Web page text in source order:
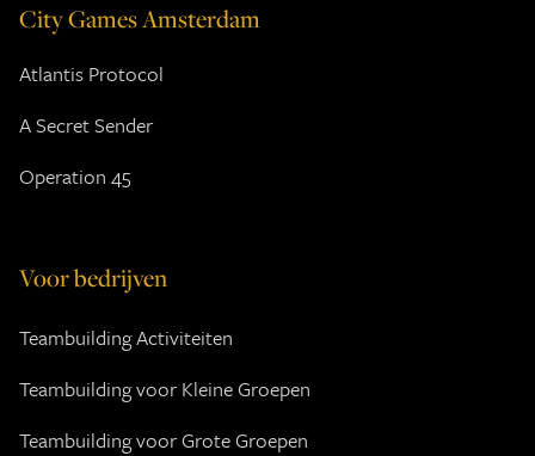
City Games Amsterdam
Atlantis Protocol
A Secret Sender
Operation 45
Voor bedrijven
Teambuilding Activiteiten
Teambuilding voor Kleine Groepen
Teambuilding voor Grote Groepen